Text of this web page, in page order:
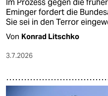
Im Prozess gegen die
Eminger fordert die
Sie sei in den Terror
Von Konrad Litschko
3.7.2026